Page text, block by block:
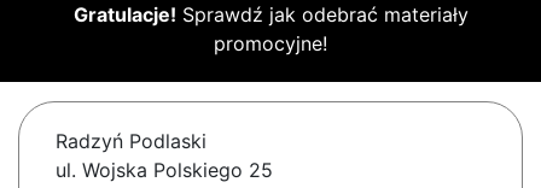
Gratulacje! Sprawdź jak odebrać materiały
promocyjne!
Radzyń Podlaski
ul. Wojska Polskiego 25